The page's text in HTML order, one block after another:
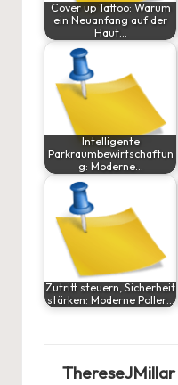
Cover up Tattoo: Warum
ein Neuanfang auf der
Haut…
Intelligente
Parkraumbewirtschaftun
g: Moderne…
Zutritt steuern, Sicherheit
stärken: Moderne Poller…
ThereseJMillar